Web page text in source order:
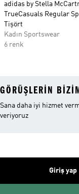
adidas by Stella
TrueCasuals Regular
Tişört
Kadın Sportswear
6 renk
GÖRÜŞLERIN
Sana daha iyi hizmet
veriyoruz
Giriş yap